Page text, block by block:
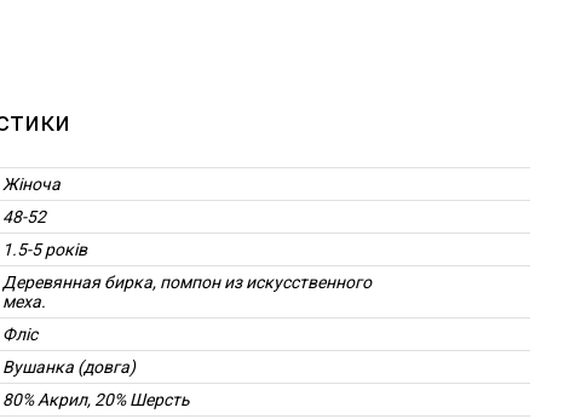
Жіноча
48-52
1.5-5 років
Деревянная бирка, помпон из искусственного
меха.
Фліс
Вушанка (довга)
80% Акрил, 20% Шерсть